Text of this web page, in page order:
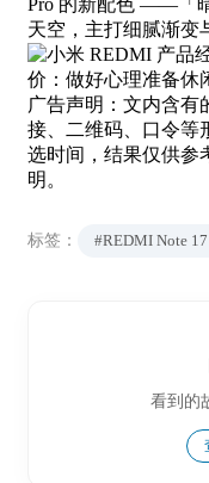
天空，主打细腻渐变
广告声明：文内含有
接、二维码、口令等
选时间，结果仅供参
明。
标签： #REDMI Note 17
看到的